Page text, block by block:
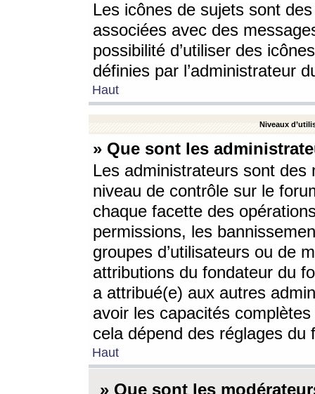
Les icônes de sujets sont
associées avec des
possibilité d’utiliser des
définies par l’administrateur
Haut
Niveaux
» Que sont les
Les administrateurs sont
niveau de contrôle sur le
chaque facette des
permissions, les
groupes d’utilisateurs ou de
attributions du fondateur du
a attribué(e) aux autres
avoir les capacités
cela dépend des réglages du
Haut
» Que sont les